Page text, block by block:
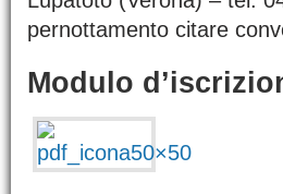
pernottamento citare
Modulo